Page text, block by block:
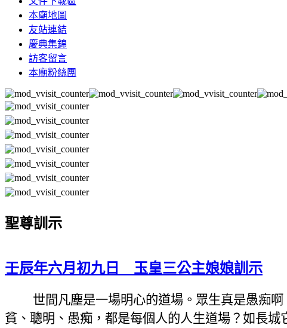
本廟地圖
友站連結
慶典集錦
訪客留言
本廟粉絲團
聖尊訓示
壬辰年六月初九日 玉皇三公主娘娘訓示
世間凡塵是一場明心的道場。眾生真是愚痴
貧、聰明、愚痴，都是每個人的人生道場？如長